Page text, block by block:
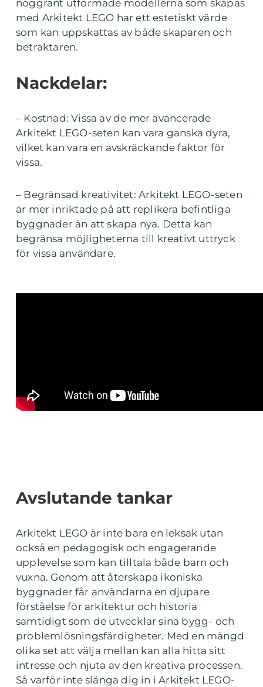
noggrant utformade modellerna som skapas
med Arkitekt LEGO har ett estetiskt värde
som kan uppskattas av både skaparen och
betraktaren.
Nackdelar:
– Kostnad: Vissa av de mer avancerade
Arkitekt LEGO-seten kan vara ganska dyra,
vilket kan vara en avskräckande faktor för
vissa.
– Begränsad kreativitet: Arkitekt LEGO-seten
är mer inriktade på att replikera befintliga
byggnader än att skapa nya. Detta kan
begränsa möjligheterna till kreativt uttryck
för vissa användare.
Avslutande tankar
Arkitekt LEGO är inte bara en leksak utan
också en pedagogisk och engagerande
upplevelse som kan tilltala både barn och
vuxna. Genom att återskapa ikoniska
byggnader får användarna en djupare
förståelse för arkitektur och historia
samtidigt som de utvecklar sina bygg- och
problemlösningsfärdigheter. Med en mängd
olika set att välja mellan kan alla hitta sitt
intresse och njuta av den kreativa processen.
Så varför inte slänga dig in i Arkitekt LEGO-